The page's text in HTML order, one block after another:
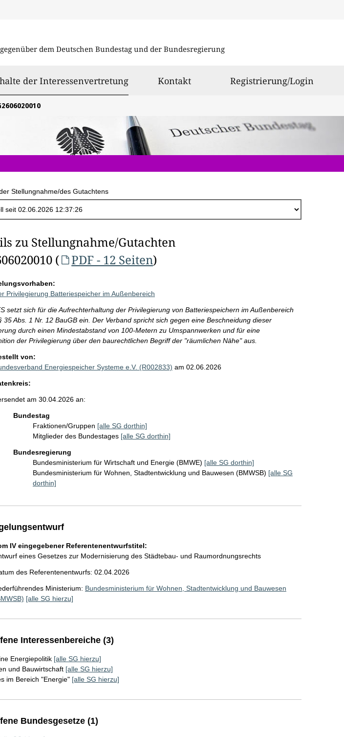
dem Deutschen Bundestag und der Bundesregierung
der Interessenvertretungausgewählt
Kontakt Registrierung/Login
Stellungnahme/des Gutachtens
zu Stellungnahme/Gutachten
(
PDF - 12 Seiten)
Privilegierung Batteriespeicher im Außenbereich
setzt sich für die Aufrechterhaltung der Privilegierung von Batteriespeichern im Außenbereich
35 Abs. 1 Nr. 12 BauGB ein. Der Verband spricht sich gegen eine Beschneidung dieser
durch einen Mindestabstand von 100-Metern zu Umspannwerken und für eine
der Privilegierung über den baurechtlichen Begriff der "räumlichen Nähe" aus.
von:
Energiespeicher Systeme e.V. (R002833) am 02.06.2026
am 30.04.2026 an:
Bundestag
Fraktionen/Gruppen [alle SG dorthin]
Mitglieder des Bundestages [alle SG dorthin]
Bundesregierung
Bundesministerium für Wirtschaft und Energie (BMWE) [alle SG dorthin]
Bundesministerium für Wohnen, Stadtentwicklung und Bauwesen (BMWSB) [alle SG
dorthin]
IV eingegebener Referentenentwurfstitel:
eines Gesetzes zur Modernisierung des Städtebau- und Raumordnungsrechts
des Referentenentwurfs: 02.04.2026
Ministerium: Bundesministerium für Wohnen, Stadtentwicklung und Bauwesen
[alle SG hierzu]
Interessenbereiche (3)
Energiepolitik [alle SG hierzu]
und Bauwirtschaft [alle SG hierzu]
im Bereich "Energie" [alle SG hierzu]
Bundesgesetze (1)